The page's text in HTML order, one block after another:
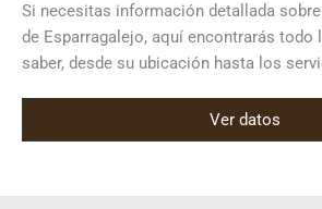
Si necesitas información detallada
de Esparragalejo, aquí encontrarás todo
saber, desde su ubicación hasta los
Ver datos